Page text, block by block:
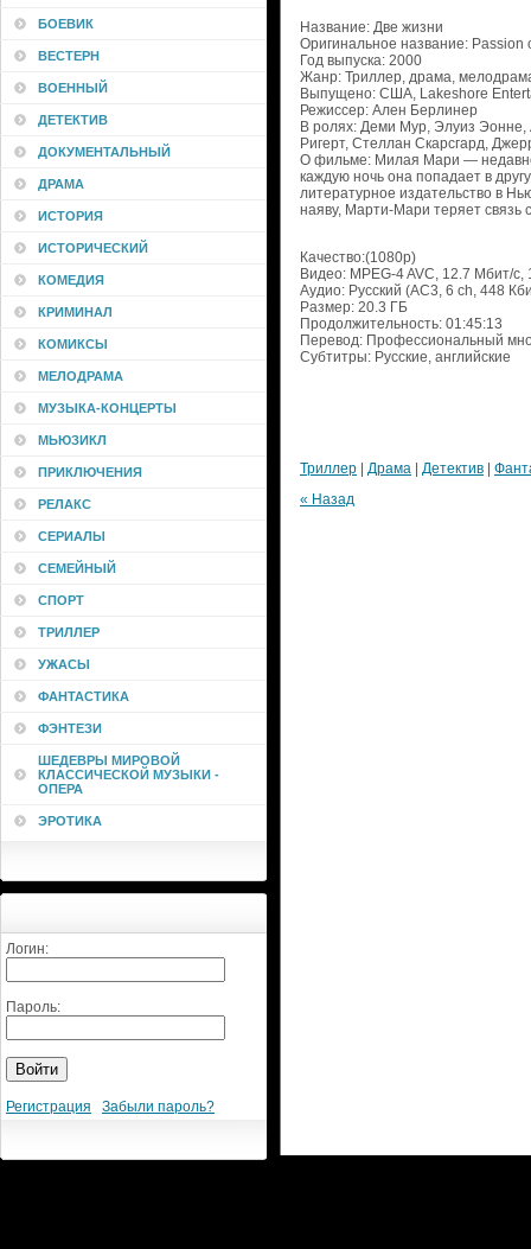
БОЕВИК
ВЕСТЕРН
ВОЕННЫЙ
ДЕТЕКТИВ
ДОКУМЕНТАЛЬНЫЙ
ДРАМА
ИСТОРИЯ
ИСТОРИЧЕСКИЙ
КОМЕДИЯ
КРИМИНАЛ
КОМИКСЫ
МЕЛОДРАМА
МУЗЫКА-КОНЦЕРТЫ
МЬЮЗИКЛ
ПРИКЛЮЧЕНИЯ
РЕЛАКС
СЕРИАЛЫ
СЕМЕЙНЫЙ
СПОРТ
ТРИЛЛЕР
УЖАСЫ
ФАНТАСТИКА
ФЭНТЕЗИ
ШЕДЕВРЫ МИРОВОЙ
КЛАССИЧЕСКОЙ МУЗЫКИ -
ОПЕРА
ЭРОТИКА
Логин:
Пароль:
Регистрация Забыли пароль?
Название: Две жизни
Оригинальное название: Passion
Год выпуска: 2000
Жанр: Триллер, драма,
Выпущено: США, Lakeshore
Режиссер: Ален Берлинер
В ролях: Деми Мур, Элуиз
Ригерт, Стеллан Скарсгард,
О фильме: Милая Мари — недавно
каждую ночь она попадает в
литературное издательство в
наяву, Марти-Мари теряет
Качество:(1080p)
Видео: MPEG-4 AVC, 12.7 Мбит/с,
Аудио: Русский (AC3, 6 ch, 448
Размер: 20.3 ГБ
Продолжительность: 01:45:13
Перевод: Профессиональный
Субтитры: Русские, английские
Триллер Драма Детектив
« Назад